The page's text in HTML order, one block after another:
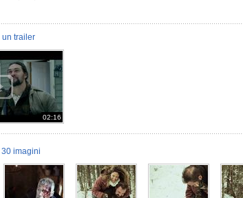
un trailer
02:16
30 imagini